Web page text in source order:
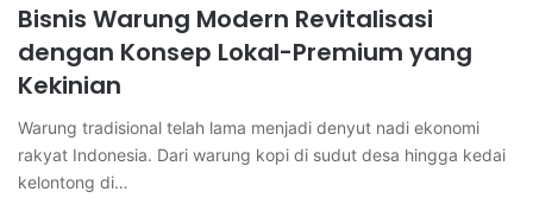
Bisnis Warung Modern Revitalisasi
dengan Konsep Lokal-Premium yang
Kekinian
Warung tradisional telah lama menjadi denyut nadi ekonomi
rakyat Indonesia. Dari warung kopi di sudut desa hingga kedai
kelontong di…